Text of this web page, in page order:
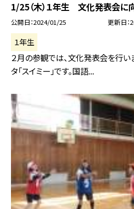
1/25（木）１年生 文化発表会に
公開日 2024/01/25 更新日
１年生
２月の参観では、文化発表会を行い
タ「スイミー」です。国語...